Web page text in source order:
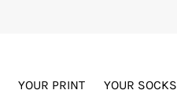
YOUR PRINT YOUR SOCKS